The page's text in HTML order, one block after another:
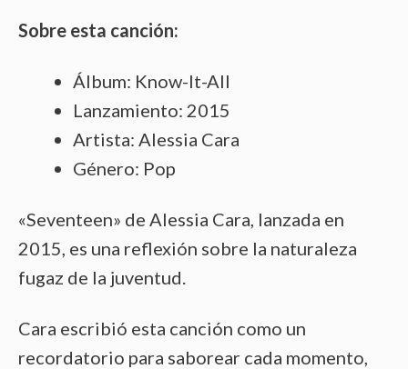
Sobre esta canción:
Álbum: Know-It-All
Lanzamiento: 2015
Artista: Alessia Cara
Género: Pop
«Seventeen» de Alessia Cara, lanzada en
2015, es una reflexión sobre la naturaleza
fugaz de la juventud.
Cara escribió esta canción como un
recordatorio para saborear cada momento,